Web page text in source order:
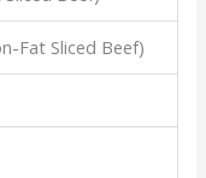
Fat Sliced Beef)